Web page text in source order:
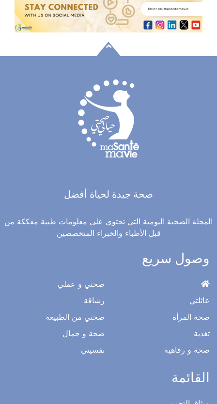
صحة جيدة لحياة أفضل
المجلة الصحية اليومية التي تحتوي على معلومات طبية مفككة من
قبل الأطباء والخبراء المتخصصين
وصول سريع
عائلتي
صحة المرأة
تغذية
صحة و رفاهية
صحتي و عملي
رشاقة
صحتي من الطبيعة
صحة و جمال
نفسيتي
القائمة